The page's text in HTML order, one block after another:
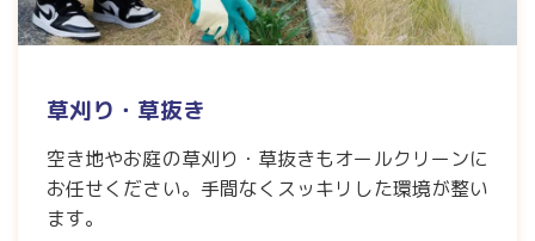
草刈り・草抜き
空き地やお庭の草刈り・草抜きもオールクリーンに
お任せください。手間なくスッキリした環境が整い
ます。